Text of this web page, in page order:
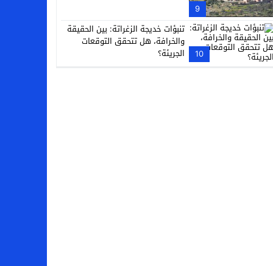
9
10
تنبؤات خديجة الزغراتة: بين الحقيقة
والخرافة، هل تتحقق التوقعات
الجريئة؟